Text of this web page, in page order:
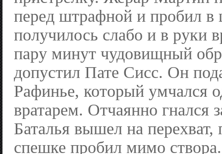
перед штрафной и пробил в
получилось слабо и в руки
пару минут чудовищный
допустил Пате Сисс. Он
Рафинье, который умчался
вратарем. Отчаянно гнался
Баталья вышел на перехват,
спешке пробил мимо